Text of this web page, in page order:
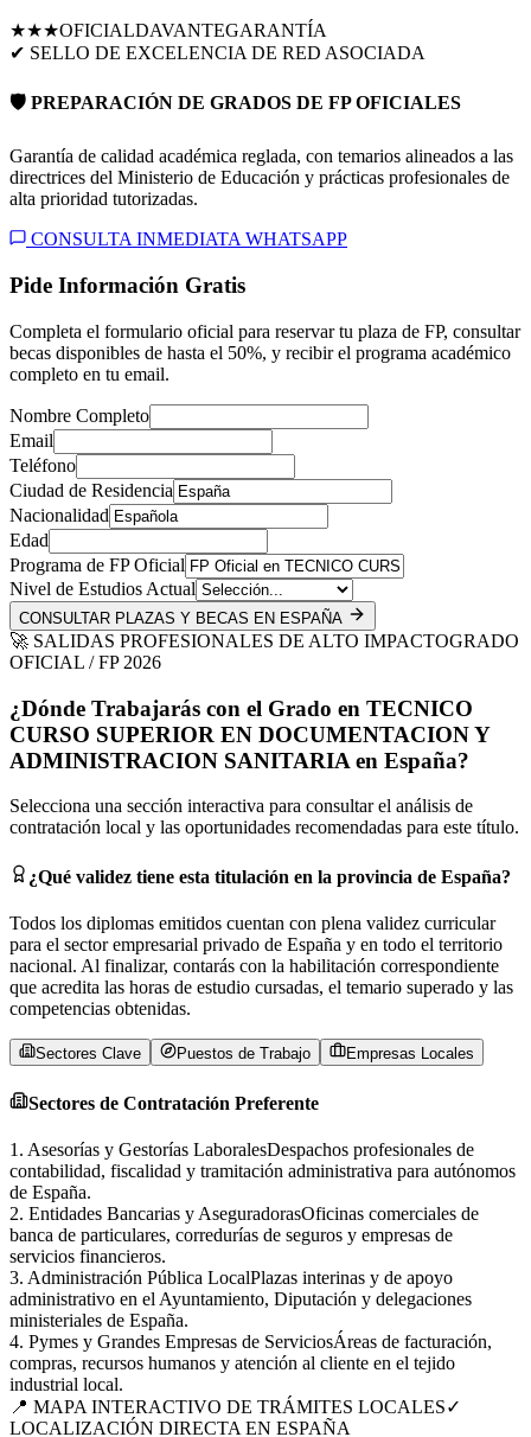
★★★OFICIALDAVANTEGARANTÍA
✔ SELLO DE EXCELENCIA DE RED ASOCIADA
🛡️ PREPARACIÓN DE GRADOS DE FP OFICIALES
Garantía de calidad académica reglada, con temarios alineados a las
directrices del Ministerio de Educación y prácticas profesionales de
alta prioridad tutorizadas.
CONSULTA INMEDIATA WHATSAPP
Pide Información Gratis
Completa el formulario oficial para reservar tu plaza de FP, consultar
becas disponibles de hasta el 50%, y recibir el programa académico
completo en tu email.
Nombre Completo
Email
Teléfono
Ciudad de Residencia
Nacionalidad
Edad
Programa de FP Oficial
Nivel de Estudios Actual
CONSULTAR PLAZAS Y BECAS EN ESPAÑA
🚀 SALIDAS PROFESIONALES DE ALTO IMPACTOGRADO
OFICIAL / FP 2026
¿Dónde Trabajarás con el Grado en TECNICO
CURSO SUPERIOR EN DOCUMENTACION Y
ADMINISTRACION SANITARIA en España?
Selecciona una sección interactiva para consultar el análisis de
contratación local y las oportunidades recomendadas para este título.
¿Qué validez tiene esta titulación en la provincia de España?
Todos los diplomas emitidos cuentan con plena validez curricular
para el sector empresarial privado de España y en todo el territorio
nacional. Al finalizar, contarás con la habilitación correspondiente
que acredita las horas de estudio cursadas, el temario superado y las
competencias obtenidas.
Sectores Clave Puestos de Trabajo Empresas Locales
Sectores de Contratación Preferente
1 . Asesorías y Gestorías LaboralesDespachos profesionales de
contabilidad, fiscalidad y tramitación administrativa para autónomos
de España.
2. Entidades Bancarias y AseguradorasOficinas comerciales de
banca de particulares, corredurías de seguros y empresas de
servicios financieros.
3. Administración Pública LocalPlazas interinas y de apoyo
administrativo en el Ayuntamiento, Diputación y delegaciones
ministeriales de España.
4. Pymes y Grandes Empresas de ServiciosÁreas de facturación,
compras, recursos humanos y atención al cliente en el tejido
industrial local.
📍 MAPA INTERACTIVO DE TRÁMITES LOCALES✓
LOCALIZACIÓN DIRECTA EN ESPAÑA